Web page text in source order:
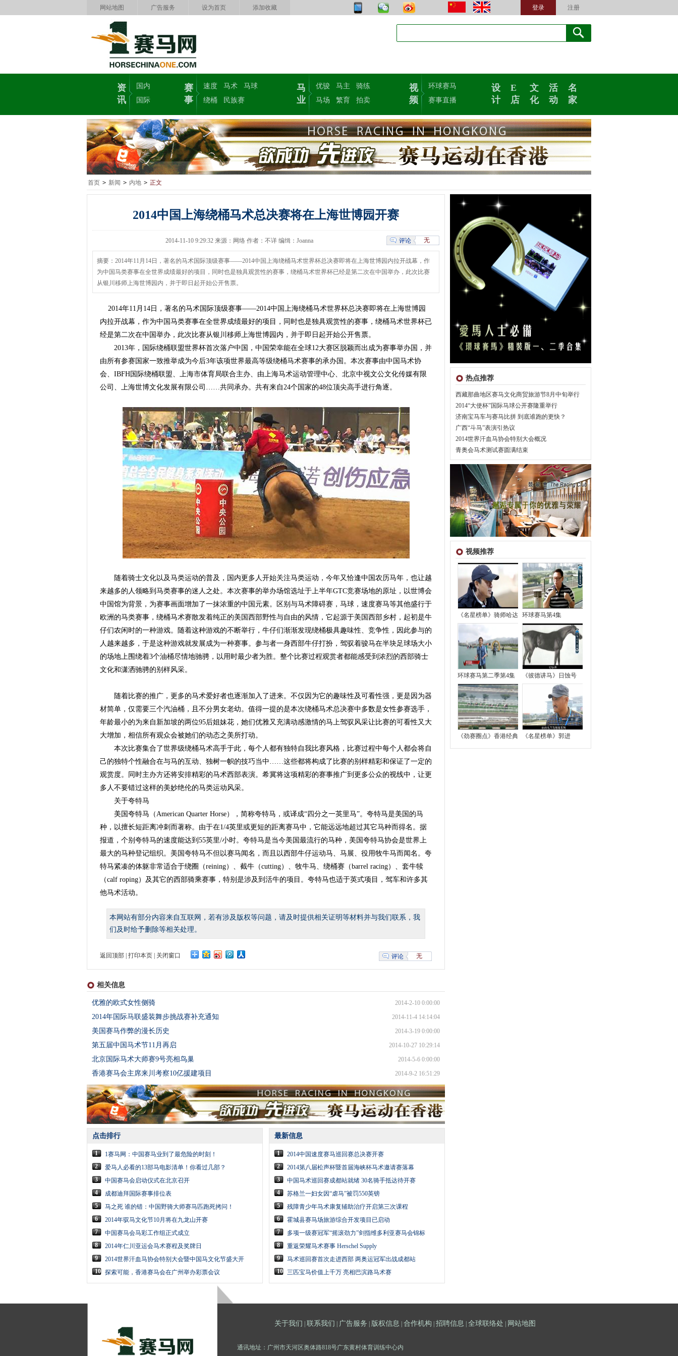
注册
登录
网站地图 广告服务 设为首页 添加收藏
资
讯
国内
国际
赛
事
速度 马术
马球
绕桶
民族赛
马
业
优骏 马主
骑练
马场
繁育 拍卖
视
频
环球赛马
赛事直播
设
计
E
店
文
化
活
动
名
家
首页 > 新闻 > 内地 > 正文
热点推荐
西藏那曲地区赛马文化商贸旅游节8月中旬举行
2014“大使杯”国际马球公开赛隆重举行
济南宝马车与赛马比拼 到底谁跑的更快？
广西“斗马”表演引热议
2014世界汗血马协会特别大会概况
青奥会马术测试赛圆满结束
视频推荐
《名星榜单》骑师哈达 环球赛马第4集
环球赛马第二季第4集 《彼德讲马》日蚀号
《劲赛圈点》香港经典 《名星榜单》郭进
2014中国上海绕桶马术总决赛将在上海世博园开赛
评论 无
2014-11-10 9:29:32 来源：网络 作者：不详 编缉：Joanna
摘要：2014年11月14日，著名的马术国际顶级赛事——2014中国上海绕桶马术世界杯总决赛即将在上海世博园内拉开战幕，作
为中国马类赛事在全世界成绩最好的项目，同时也是独具观赏性的赛事，绕桶马术世界杯已经是第二次在中国举办，此次比赛
从银川移师上海世博园内，并于即日起开始公开售票。
2014年11月14日，著名的马术国际顶级赛事——2014中国上海绕桶马术世界杯总决赛即将在上海世博园
内拉开战幕，作为中国马类赛事在全世界成绩最好的项目，同时也是独具观赏性的赛事，绕桶马术世界杯已
经是第二次在中国举办，此次比赛从银川移师上海世博园内，并于即日起开始公开售票。
2013年，国际绕桶联盟世界杯首次落户中国，中国荣幸能在全球12大赛区脱颖而出成为赛事举办国，并
由所有参赛国家一致推举成为今后3年该项世界最高等级绕桶马术赛事的承办国。本次赛事由中国马术协
会、IBFH国际绕桶联盟、上海市体育局联合主办、由上海马术运动管理中心、北京中视文公文化传媒有限
公司、上海世博文化发展有限公司……共同承办。共有来自24个国家的48位顶尖高手进行角逐。
随着骑士文化以及马类运动的普及，国内更多人开始关注马类运动，今年又恰逢中国农历马年，也让越
来越多的人领略到马类赛事的迷人之处。本次赛事的举办场馆选址于上半年GTC竞赛场地的原址，以世博会
中国馆为背景，为赛事画面增加了一抹浓重的中国元素。区别与马术障碍赛，马球，速度赛马等其他盛行于
欧洲的马类赛事，绕桶马术赛散发着纯正的美国西部野性与自由的风情，它起源于美国西部乡村，起初是牛
仔们农闲时的一种游戏。随着这种游戏的不断举行，牛仔们渐渐发现绕桶极具趣味性、竞争性，因此参与的
人越来越多，于是这种游戏就发展成为一种赛事。参与者一身西部牛仔打扮，驾驭着骏马在半块足球场大小
的场地上围绕着3个油桶尽情地驰骋，以用时最少者为胜。整个比赛过程观赏者都能感受到浓烈的西部骑士
文化和潇洒驰骋的别样风采。
随着比赛的推广，更多的马术爱好者也逐渐加入了进来。不仅因为它的趣味性及可看性强，更是因为器
材简单，仅需要三个汽油桶，且不分男女老幼。值得一提的是本次绕桶马术总决赛中多数是女性参赛选手，
年龄最小的为来自新加坡的两位95后姐妹花，她们优雅又充满动感激情的马上驾驭风采让比赛的可看性又大
大增加，相信所有观众会被她们的动态之美所打动。
本次比赛集合了世界级绕桶马术高手于此，每个人都有独特自我比赛风格，比赛过程中每个人都会将自
己的独特个性融合在与马的互动、独树一帜的技巧当中……这些都将构成了比赛的别样精彩和保证了一定的
观赏度。同时主办方还将安排精彩的马术西部表演。希冀将这项精彩的赛事推广到更多公众的视线中，让更
多人不要错过这样的美妙绝伦的马类运动风采。
关于夸特马
美国夸特马（American Quarter Horse），简称夸特马，或译成“四分之一英里马”。夸特马是美国的马
种，以擅长短距离冲刺而著称。由于在1/4英里或更短的距离赛马中，它能远远地超过其它马种而得名。据
报道，个别夸特马的速度能达到55英里/小时。夸特马是当今美国最流行的马种，美国夸特马协会是世界上
最大的马种登记组织。美国夸特马不但以赛马闻名，而且以西部牛仔运动马、马展、役用牧牛马而闻名。夸
特马紧凑的体躯非常适合于绕圈（reining）、截牛（cutting）、牧牛马、绕桶赛（barrel racing）、套牛犊
（calf roping）及其它的西部骑乘赛事，特别是涉及到活牛的项目。夸特马也适于英式项目，驾车和许多其
他马术活动。
本网站有部分内容来自互联网，若有涉及版权等问题，请及时提供相关证明等材料并与我们联系，我
们及时给予删除等相关处理。
返回顶部 打印本页 关闭窗口 评论 无
相关信息
优雅的欧式女性侧骑 2014-2-10 0:00:00
2014年国际马联盛装舞步挑战赛补充通知 2014-11-4 14:14:04
美国赛马作弊的漫长历史 2014-3-19 0:00:00
第五届中国马术节11月再启 2014-10-27 10:29:14
北京国际马术大师赛9号亮相鸟巢 2014-5-6 0:00:00
香港赛马会主席来川考察10亿援建项目 2014-9-2 16:51:29
点击排行
1
1赛马网：中国赛马业到了最危险的时刻！
2
爱马人必看的13部马电影清单！你看过几部？
3
中国赛马会启动仪式在北京召开
4
成都迪拜国际赛事排位表
5
马之死 谁的错：中国野骑大师赛马匹跑死拷问！
6
2014年驭马文化节10月将在九龙山开赛
7
中国赛马会马彩工作组正式成立
8
2014年仁川亚运会马术赛程及奖牌日
9
2014世界汗血马协会特别大会暨中国马文化节盛大开
10 探索可能，香港赛马会在广州举办彩票会议
最新信息
1
2014中国速度赛马巡回赛总决赛开赛
2
2014第八届松声杯暨首届海峡杯马术邀请赛落幕
3
中国马术巡回赛成都站就绪 30名骑手抵达待开赛
4
苏格兰一妇女因“虐马”被罚550英镑
5
残障青少年马术康复辅助治疗开启第三次课程
6
霍城县赛马场旅游综合开发项目已启动
7
多项一级赛冠军“摇滚劲力”剑指维多利亚赛马会锦标
8
重返荣耀马术赛事 Herschel Supply
9
马术巡回赛首次走进西部 两奥运冠军出战成都站
10 三匹宝马价值上千万 亮相巴滨路马术赛
关于我们 联系我们 广告服务 版权信息 合作机构 招聘信息 全球联络处 网站地图
通讯地址：广州市天河区奥体路818号广东黄村体育训练中心内